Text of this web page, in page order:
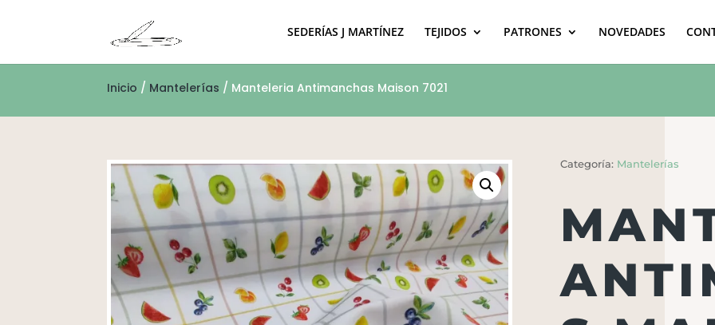
SEDERÍAS J MARTÍNEZ TEJIDOS PATRONES NOVEDADES
Inicio / Mantelerías / Manteleria Antimanchas Maison 7021
Categoría: Mantelerías